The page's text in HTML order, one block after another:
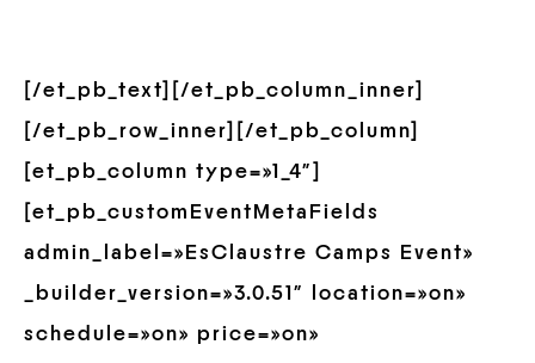
[/et_pb_text][/et_pb_column_inner]
[/et_pb_row_inner][/et_pb_column]
[et_pb_column type=»1_4″]
[et_pb_customEventMetaFields
admin_label=»EsClaustre Camps Event»
_builder_version=»3.0.51″ location=»on»
schedule=»on» price=»on»